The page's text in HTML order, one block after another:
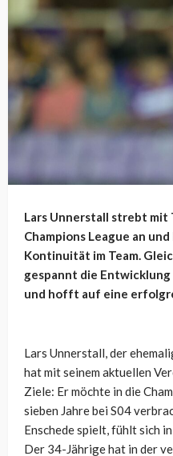
Lars Unnerstall strebt mit
Champions League an
Kontinuität im Team.
gespannt die Entwicklung
und hofft auf eine
Lars Unnerstall, der
hat mit seinem aktuellen
Ziele: Er möchte in die
sieben Jahre bei S04
Enschede spielt, fühlt sich
Der 34-Jährige hat in der